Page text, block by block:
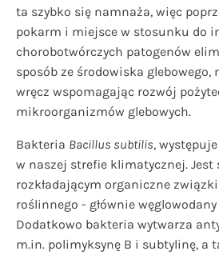
ta szybko się namnaża, więc
pokarm i miejsce w stosunku do
chorobotwórczych patogenów
sposób ze środowiska glebowego,
wręcz wspomagając rozwój
mikroorganizmów glebowych.
Bakteria Bacillus subtilis,
w naszej strefie klimatycznej. Jest
rozkładającym organiczne
roślinnego - głównie
Dodatkowo bakteria wytwarza
m.in. polimyksynę B i subtylinę, a